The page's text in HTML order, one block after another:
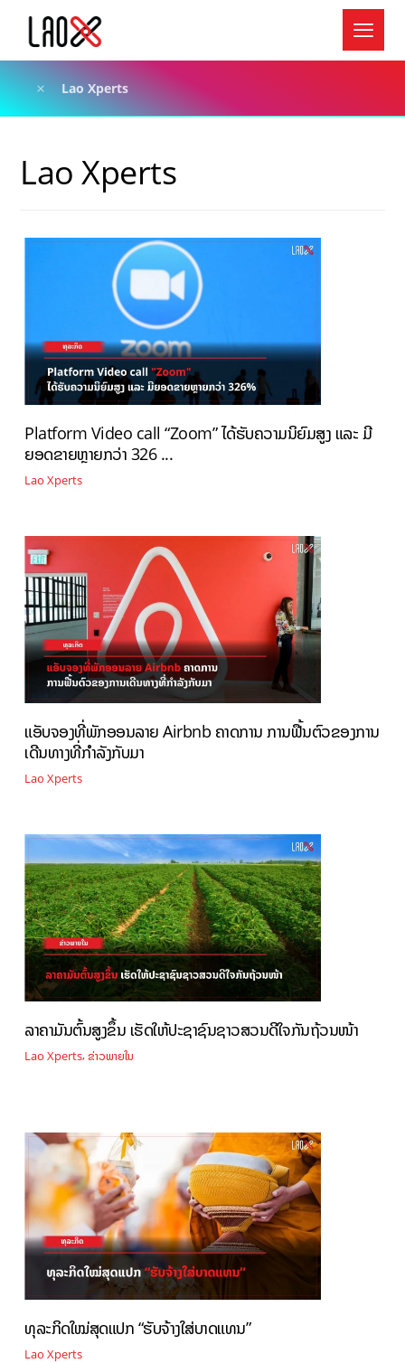
Lao Xperts
Lao Xperts
Platform Video call “Zoom” ໄດ້ຮັບຄວາມນິຍົມສູງ ແລະ ມີ
ຍອດຂາຍຫຼາຍກວ່າ 326 ...
Lao Xperts
ແອັບຈອງທີ່ພັກອອນລາຍ Airbnb ຄາດການ ການຟື້ນຕົວຂອງການ
ເດີນທາງທີ່ກຳລັງກັບມາ
Lao Xperts
ລາຄາມັນຕົ້ນສູງຂຶ້ນ ເຮັດໃຫ້ປະຊາຊົນຊາວສວນດີໃຈກັນຖ້ວນໜ້າ
Lao Xperts, ຂ່າວພາຍໃນ
ທຸລະກິດໃໝ່ສຸດແປກ “ຮັບຈ້າງໃສ່ບາດແທນ”
Lao Xperts